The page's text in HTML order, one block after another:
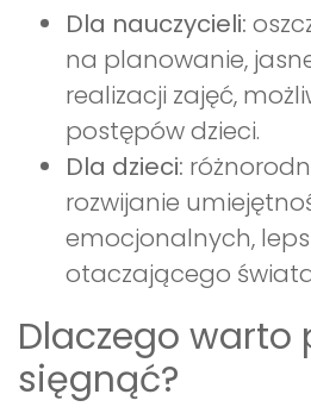
Dla nauczycieli:
na planowanie,
realizacji zajęć,
postępów dzieci.
Dla dzieci:
rozwijanie
emocjonalnych,
otaczającego
Dlaczego warto
sięgnąć?